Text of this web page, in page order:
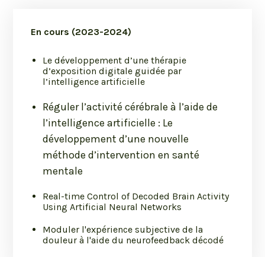
En cours (2023-2024)
Le développement d’une thérapie
d’exposition digitale guidée par
l’intelligence artificielle
Réguler l’activité cérébrale à l’aide de
l’intelligence artificielle : Le
développement d’une nouvelle
méthode d’intervention en santé
mentale
Real-time Control of Decoded Brain Activity
Using Artificial Neural Networks
Moduler l'expérience subjective de la
douleur à l'aide du neurofeedback décodé